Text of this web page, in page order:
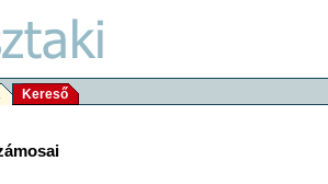
Kereső